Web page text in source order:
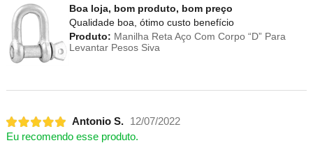
Boa loja, bom produto, bom preço
Qualidade boa, ótimo custo benefício
Produto: Manilha Reta Aço Com Corpo “D” Para
Levantar Pesos Siva
Antonio S.
12/07/2022
Eu recomendo esse produto.